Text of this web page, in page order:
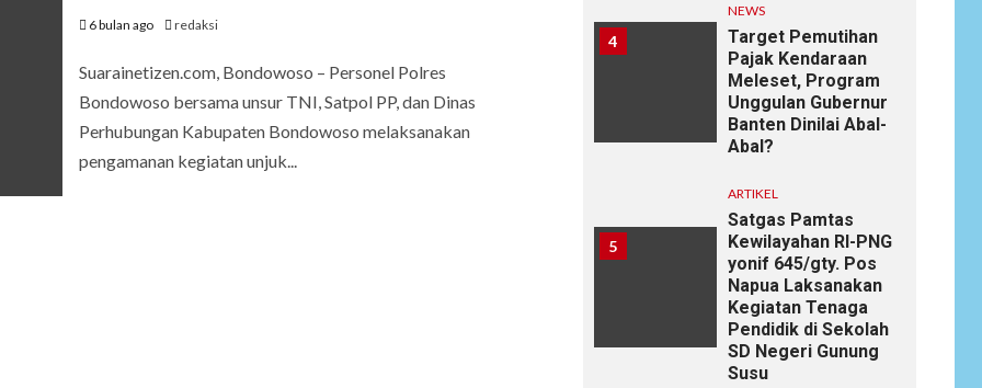
6 bulan ago redaksi
Suarainetizen.com, Bondowoso – Personel Polres
Bondowoso bersama unsur TNI, Satpol PP, dan Dinas
Perhubungan Kabupaten Bondowoso melaksanakan
pengamanan kegiatan unjuk...
4
NEWS
Target Pemutihan
Pajak Kendaraan
Meleset, Program
Unggulan Gubernur
Banten Dinilai Abal-
Abal?
5
ARTIKEL
Satgas Pamtas
Kewilayahan RI-PNG
yonif 645/gty. Pos
Napua Laksanakan
Kegiatan Tenaga
Pendidik di Sekolah
SD Negeri Gunung
Susu